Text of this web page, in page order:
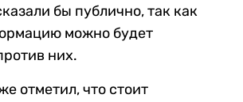
бы публично, так как
можно будет
них.
отметил, что стоит